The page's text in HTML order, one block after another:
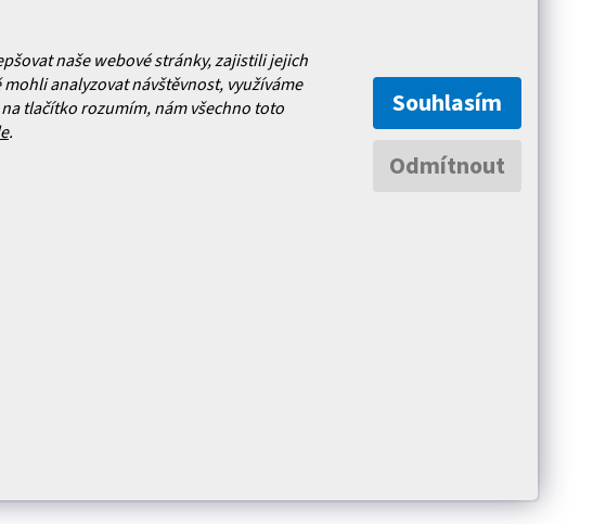
naše webové stránky, zajistili jejich
analyzovat návštěvnost, využíváme
tlačítko rozumím, nám všechno toto
.
Odmítnout
Souhlasím
na našem e-